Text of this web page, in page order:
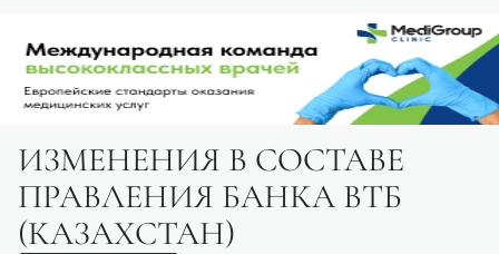
ИЗМЕНЕНИЯ В СОСТАВЕ
ПРАВЛЕНИЯ БАНКА ВТБ
(КАЗАХСТАН)